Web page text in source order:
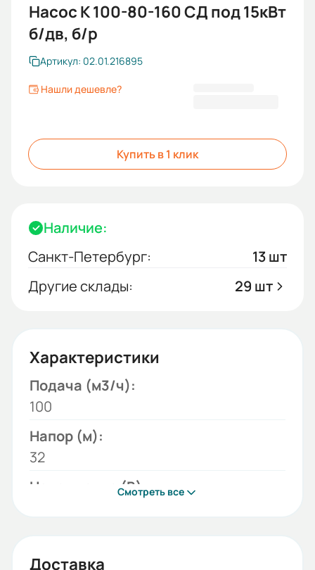
Насос К 100-80-160 СД под 15кВт
б/дв, б/р
Артикул: 02.01.216895
Нашли дешевле?
Купить в 1 клик
Наличие:
Санкт-Петербург:
13 шт
Другие склады:
29 шт
Характеристики
Подача (м3/ч):
100
Напор (м):
32
Напряжение (В):
К
Смотреть все
Доставка